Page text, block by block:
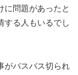
に問題があったと
する人もいるでし
がバスバス切られ